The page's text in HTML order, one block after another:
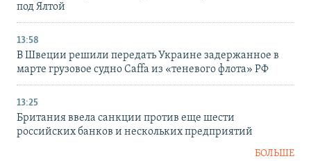
под Ялтой
13:58
В Швеции решили передать Украине задержанное в
марте грузовое судно Caffa из «теневого флота» РФ
13:25
Британия ввела санкции против еще шести
российских банков и нескольких предприятий
БОЛЬШЕ